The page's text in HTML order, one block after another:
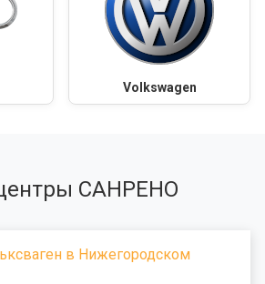
Volkswagen
САНРЕНО
в Нижегородском